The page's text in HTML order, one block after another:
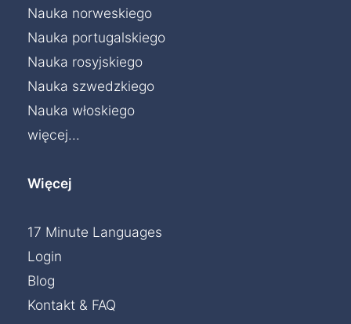
Nauka norweskiego
Nauka portugalskiego
Nauka rosyjskiego
Nauka szwedzkiego
Nauka włoskiego
więcej...
Więcej
17 Minute Languages
Login
Blog
Kontakt & FAQ